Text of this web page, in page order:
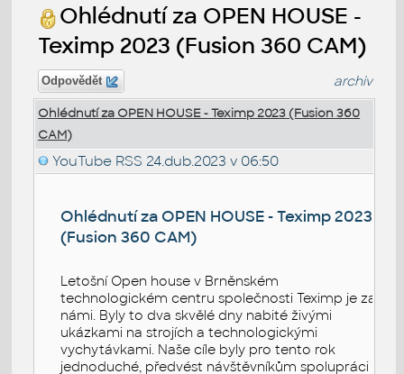
Ohlédnutí za OPEN HOUSE -
Teximp 2023 (Fusion 360 CAM)
Odpovědět archiv
Ohlédnutí za OPEN HOUSE - Teximp 2023 (Fusion 360
CAM)
YouTube RSS 24.dub.2023 v 06:50
Ohlédnutí za OPEN HOUSE - Teximp 2023
(Fusion 360 CAM)
Letošní Open house v Brněnském
technologickém centru společnosti Teximp je za
námi. Byly to dva skvělé dny nabité živými
ukázkami na strojích a technologickými
vychytávkami. Naše cíle byly pro tento rok
jednoduché, předvést návštěvníkům spolupráci